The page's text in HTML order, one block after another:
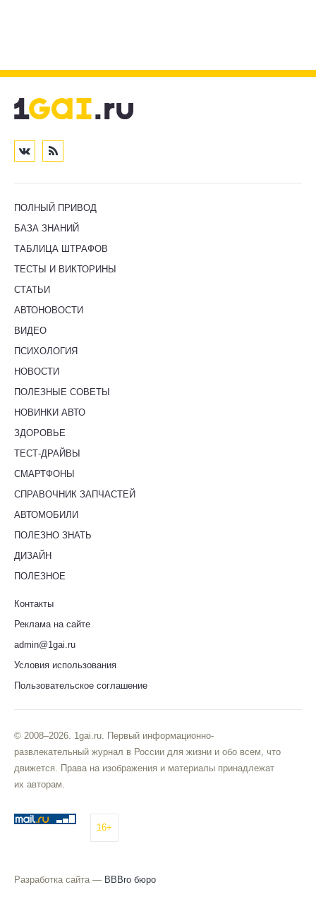
ПОЛНЫЙ ПРИВОД
БАЗА ЗНАНИЙ
ТАБЛИЦА ШТРАФОВ
ТЕСТЫ И ВИКТОРИНЫ
СТАТЬИ
АВТОНОВОСТИ
ВИДЕО
ПСИХОЛОГИЯ
НОВОСТИ
ПОЛЕЗНЫЕ СОВЕТЫ
НОВИНКИ АВТО
ЗДОРОВЬЕ
ТЕСТ-ДРАЙВЫ
СМАРТФОНЫ
СПРАВОЧНИК ЗАПЧАСТЕЙ
АВТОМОБИЛИ
ПОЛЕЗНО ЗНАТЬ
ДИЗАЙН
ПОЛЕЗНОЕ
Контакты
Реклама на сайте
admin@1gai.ru
Условия использования
Пользовательское соглашение
© 2008–2026. 1gai.ru. Первый информационно-
развлекательный журнал в России для жизни и обо всем, что
движется. Права на изображения и материалы принадлежат
их авторам.
16+
Разработка сайта — BBBro бюро